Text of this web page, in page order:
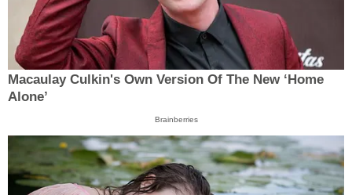
Macaulay Culkin's Own Version Of The New ‘Home
Alone’
Brainberries